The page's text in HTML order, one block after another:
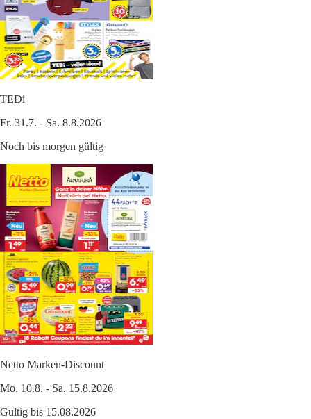
TEDi
Fr. 31.7. - Sa. 8.8.2026
Noch bis morgen gültig
Netto Marken-Discount
Mo. 10.8. - Sa. 15.8.2026
Gültig bis 15.08.2026